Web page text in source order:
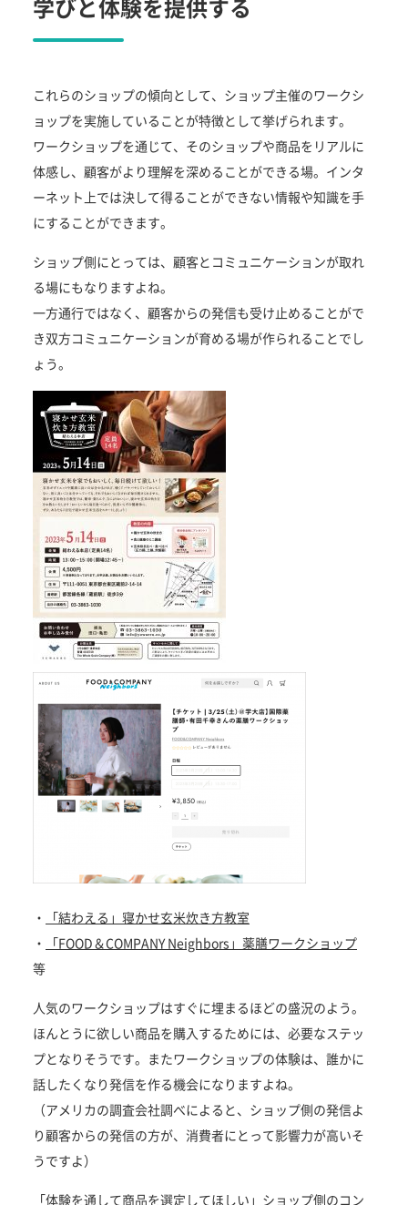
学びと体験を提供する
これらのショップの傾向として、ショップ主催のワークシ
ョップを実施していることが特徴として挙げられます。
ワークショップを通じて、そのショップや商品をリアルに
体感し、顧客がより理解を深めることができる場。インタ
ーネット上では決して得ることができない情報や知識を手
にすることができます。
ショップ側にとっては、顧客とコミュニケーションが取れ
る場にもなりますよね。
一方通行ではなく、顧客からの発信も受け止めることがで
き双方コミュニケーションが育める場が作られることでし
ょう。
・
「結わえる」寝かせ玄米炊き方教室
・
「FOOD＆COMPANY Neighbors」薬膳ワークショップ
等
人気のワークショップはすぐに埋まるほどの盛況のよう。
ほんとうに欲しい商品を購入するためには、必要なステッ
プとなりそうです。またワークショップの体験は、誰かに
話したくなり発信を作る機会になりますよね。
（アメリカの調査会社調べによると、ショップ側の発信よ
り顧客からの発信の方が、消費者にとって影響力が高いそ
うですよ）
「体験を通して商品を選定してほしい」ショップ側のコン